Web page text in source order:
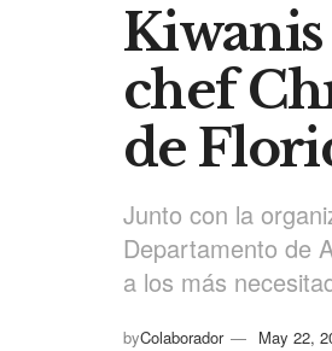
Kiwanis
chef
de
Junto con la
Departamento de
a los más
byColaborador May 22,